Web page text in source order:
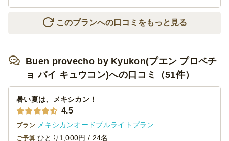
このプランへの口コミをもっと見る
Buen provecho by Kyukon(プエン プロベチ
ョ バイ キュウコン)への口コミ（51件）
暑い夏は、メキシカン！
4.5
プラン メキシカンオードブルライトプラン
ご予算 ひとり1,000円 / 24名